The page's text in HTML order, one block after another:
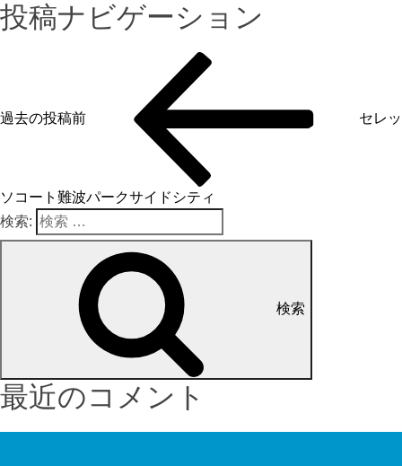
投稿ナビゲーション
過去の投稿前 セレッ
ソコート難波パークサイドシティ
検索:
検索
最近のコメント